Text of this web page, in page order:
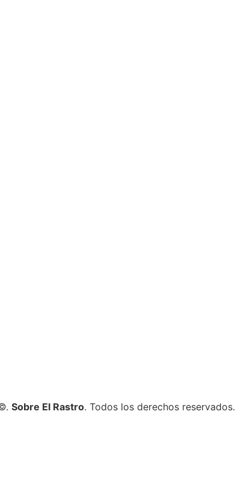
Sobre El Rastro. Todos los derechos reservados.